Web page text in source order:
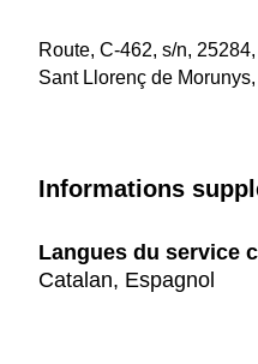
Route, C-462, s/n,
Sant Llorenç de
Informations
Langues du service
Catalan, Espagnol